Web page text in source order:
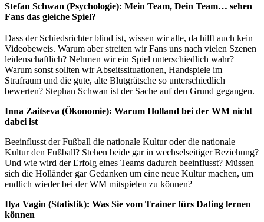
Stefan Schwan (Psychologie): Mein Team, Dein Team… sehen
Fans das gleiche Spiel?
Dass der Schiedsrichter blind ist, wissen wir alle, da hilft auch kein
Videobeweis. Warum aber streiten wir Fans uns nach vielen Szenen
leidenschaftlich? Nehmen wir ein Spiel unterschiedlich wahr?
Warum sonst sollten wir Abseitssituationen, Handspiele im
Strafraum und die gute, alte Blutgrätsche so unterschiedlich
bewerten? Stephan Schwan ist der Sache auf den Grund gegangen.
Inna Zaitseva (Ökonomie): Warum Holland bei der WM nicht
dabei ist
Beeinflusst der Fußball die nationale Kultur oder die nationale
Kultur den Fußball? Stehen beide gar in wechselseitiger Beziehung?
Und wie wird der Erfolg eines Teams dadurch beeinflusst? Müssen
sich die Holländer gar Gedanken um eine neue Kultur machen, um
endlich wieder bei der WM mitspielen zu können?
Ilya Vagin (Statistik): Was Sie vom Trainer fürs Dating lernen
können